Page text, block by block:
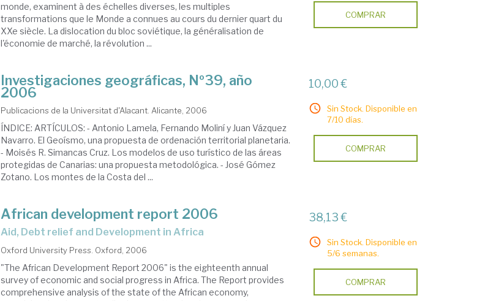
monde, examinent à des échelles diverses, les multiples
transformations que le Monde a connues au cours du dernier quart du
XXe siècle. La dislocation du bloc soviétique, la généralisation de
l'économie de marché, la révolution ...
COMPRAR
Investigaciones geográficas, Nº39, año
2006
Publicacions de la Universitat d'Alacant. Alicante, 2006
ÍNDICE: ARTÍCULOS: - Antonio Lamela, Fernando Moliní y Juan Vázquez
Navarro. El Geoísmo, una propuesta de ordenación territorial planetaria.
- Moisés R. Simancas Cruz. Los modelos de uso turístico de las áreas
protegidas de Canarias: una propuesta metodológica. - José Gómez
Zotano. Los montes de la Costa del ...
10,00 €
Sin Stock. Disponible en
7/10 días.
COMPRAR
African development report 2006
Aid, Debt relief and Development in Africa
Oxford University Press. Oxford, 2006
"The African Development Report 2006" is the eighteenth annual
survey of economic and social progress in Africa. The Report provides
comprehensive analysis of the state of the African economy,
38,13 €
Sin Stock. Disponible en
5/6 semanas.
COMPRAR